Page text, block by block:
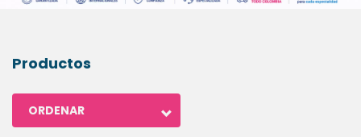
Productos
ORDENAR
los
ODONTOLÓGICOS
LABORATORIO